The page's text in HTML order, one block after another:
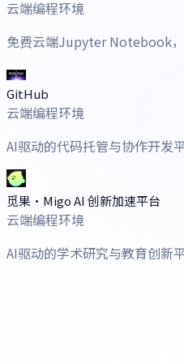
云端编程环境
免费云端Jupyter Notebook
GitHub
云端编程环境
AI驱动的代码托管与协作开发
觅果·Migo AI 创新加速平台
云端编程环境
AI驱动的学术研究与教育创新